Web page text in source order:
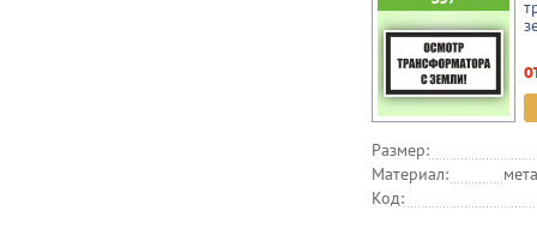
Размер:
Материал:
Код: